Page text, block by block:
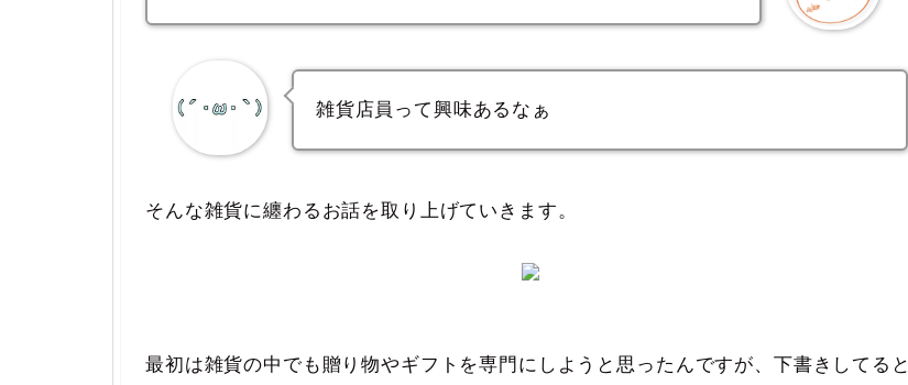
雑貨店員って興味あるなぁ
そんな雑貨に纏わるお話を取り上げていきます。
最初は雑貨の中でも贈り物やギフトを専門にしようと思ったんですが、下書きしてると